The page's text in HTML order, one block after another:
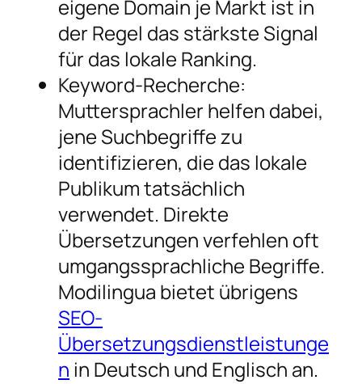
eigene Domain je Markt ist in
der Regel das stärkste Signal
für das lokale Ranking.
Keyword-Recherche:
Muttersprachler helfen dabei,
jene Suchbegriffe zu
identifizieren, die das lokale
Publikum tatsächlich
verwendet. Direkte
Übersetzungen verfehlen oft
umgangssprachliche Begriffe.
Modilingua bietet übrigens
SEO-
Übersetzungsdienstleistunge
n in Deutsch und Englisch an.